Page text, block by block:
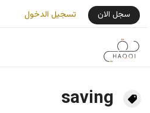
تجاوز إلى المحتوى الرئيسي
User Login Menu
سجل الان تسجيل الدخول
saving